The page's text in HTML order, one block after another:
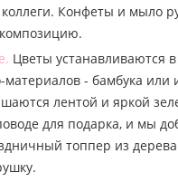
Конфеты и мыло
Цветы устанавливаются
материалов - бамбука или
лентой и яркой
для подарка, и мы
топпер из